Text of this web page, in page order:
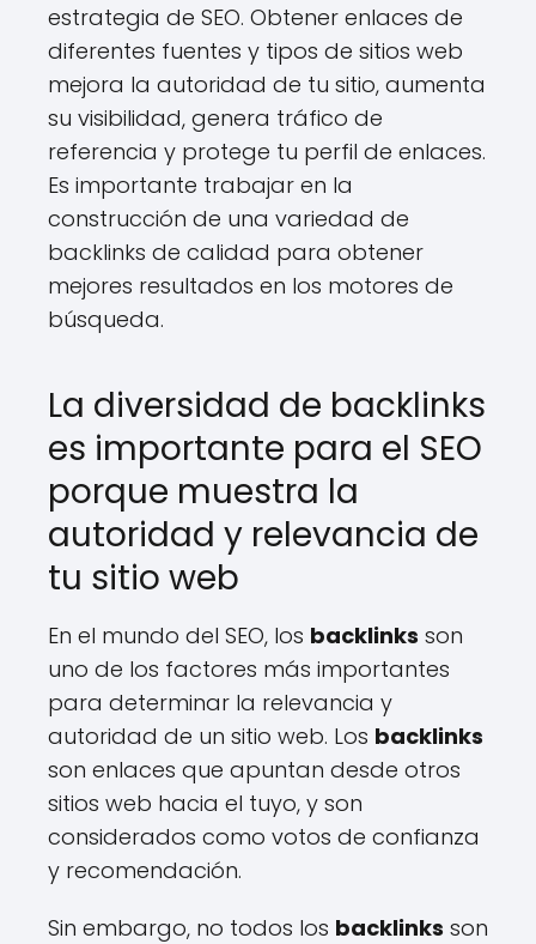
estrategia de SEO. Obtener enlaces de
diferentes fuentes y tipos de sitios web
mejora la autoridad de tu sitio, aumenta
su visibilidad, genera tráfico de
referencia y protege tu perfil de enlaces.
Es importante trabajar en la
construcción de una variedad de
backlinks de calidad para obtener
mejores resultados en los motores de
búsqueda.
La diversidad de backlinks
es importante para el SEO
porque muestra la
autoridad y relevancia de
tu sitio web
En el mundo del SEO, los backlinks son
uno de los factores más importantes
para determinar la relevancia y
autoridad de un sitio web. Los backlinks
son enlaces que apuntan desde otros
sitios web hacia el tuyo, y son
considerados como votos de confianza
y recomendación.
Sin embargo, no todos los backlinks son